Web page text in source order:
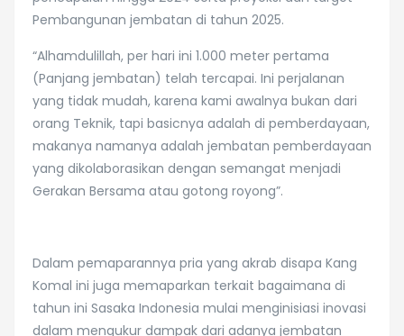
Pembangunan jembatan di tahun 2025.
“Alhamdulillah, per hari ini 1.000 meter pertama
(Panjang jembatan) telah tercapai. Ini perjalanan
yang tidak mudah, karena kami awalnya bukan dari
orang Teknik, tapi basicnya adalah di pemberdayaan,
makanya namanya adalah jembatan pemberdayaan
yang dikolaborasikan dengan semangat menjadi
Gerakan Bersama atau gotong royong”.
Dalam pemaparannya pria yang akrab disapa Kang
Komal ini juga memaparkan terkait bagaimana di
tahun ini Sasaka Indonesia mulai menginisiasi inovasi
dalam mengukur dampak dari adanya jembatan